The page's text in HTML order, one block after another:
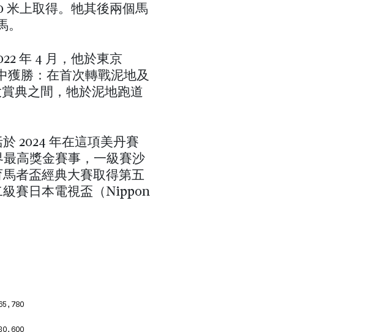
米上取得。牠其後兩個馬
。
年 4 月，他於東京
獲勝：在首次轉戰泥地及
典之間，牠於泥地跑道
2024 年在這項美丹賽
最高獎金賽事，一級賽沙
者盃經典大賽取得第五
賽日本電視盃（Nippon